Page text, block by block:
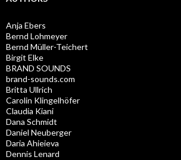
Anja Ebers
Bernd Lohmeyer
Bernd Müller-Teichert
Birgit Elke
BRAND SOUNDS
brand-sounds.com
Britta Ullrich
Carolin Klingelhöfer
Claudia Kiani
Dana Schmidt
Daniel Neuberger
Daria Ahieieva
Dennis Lenard